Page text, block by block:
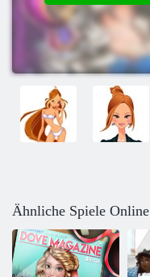
Ähnliche Spiele Online